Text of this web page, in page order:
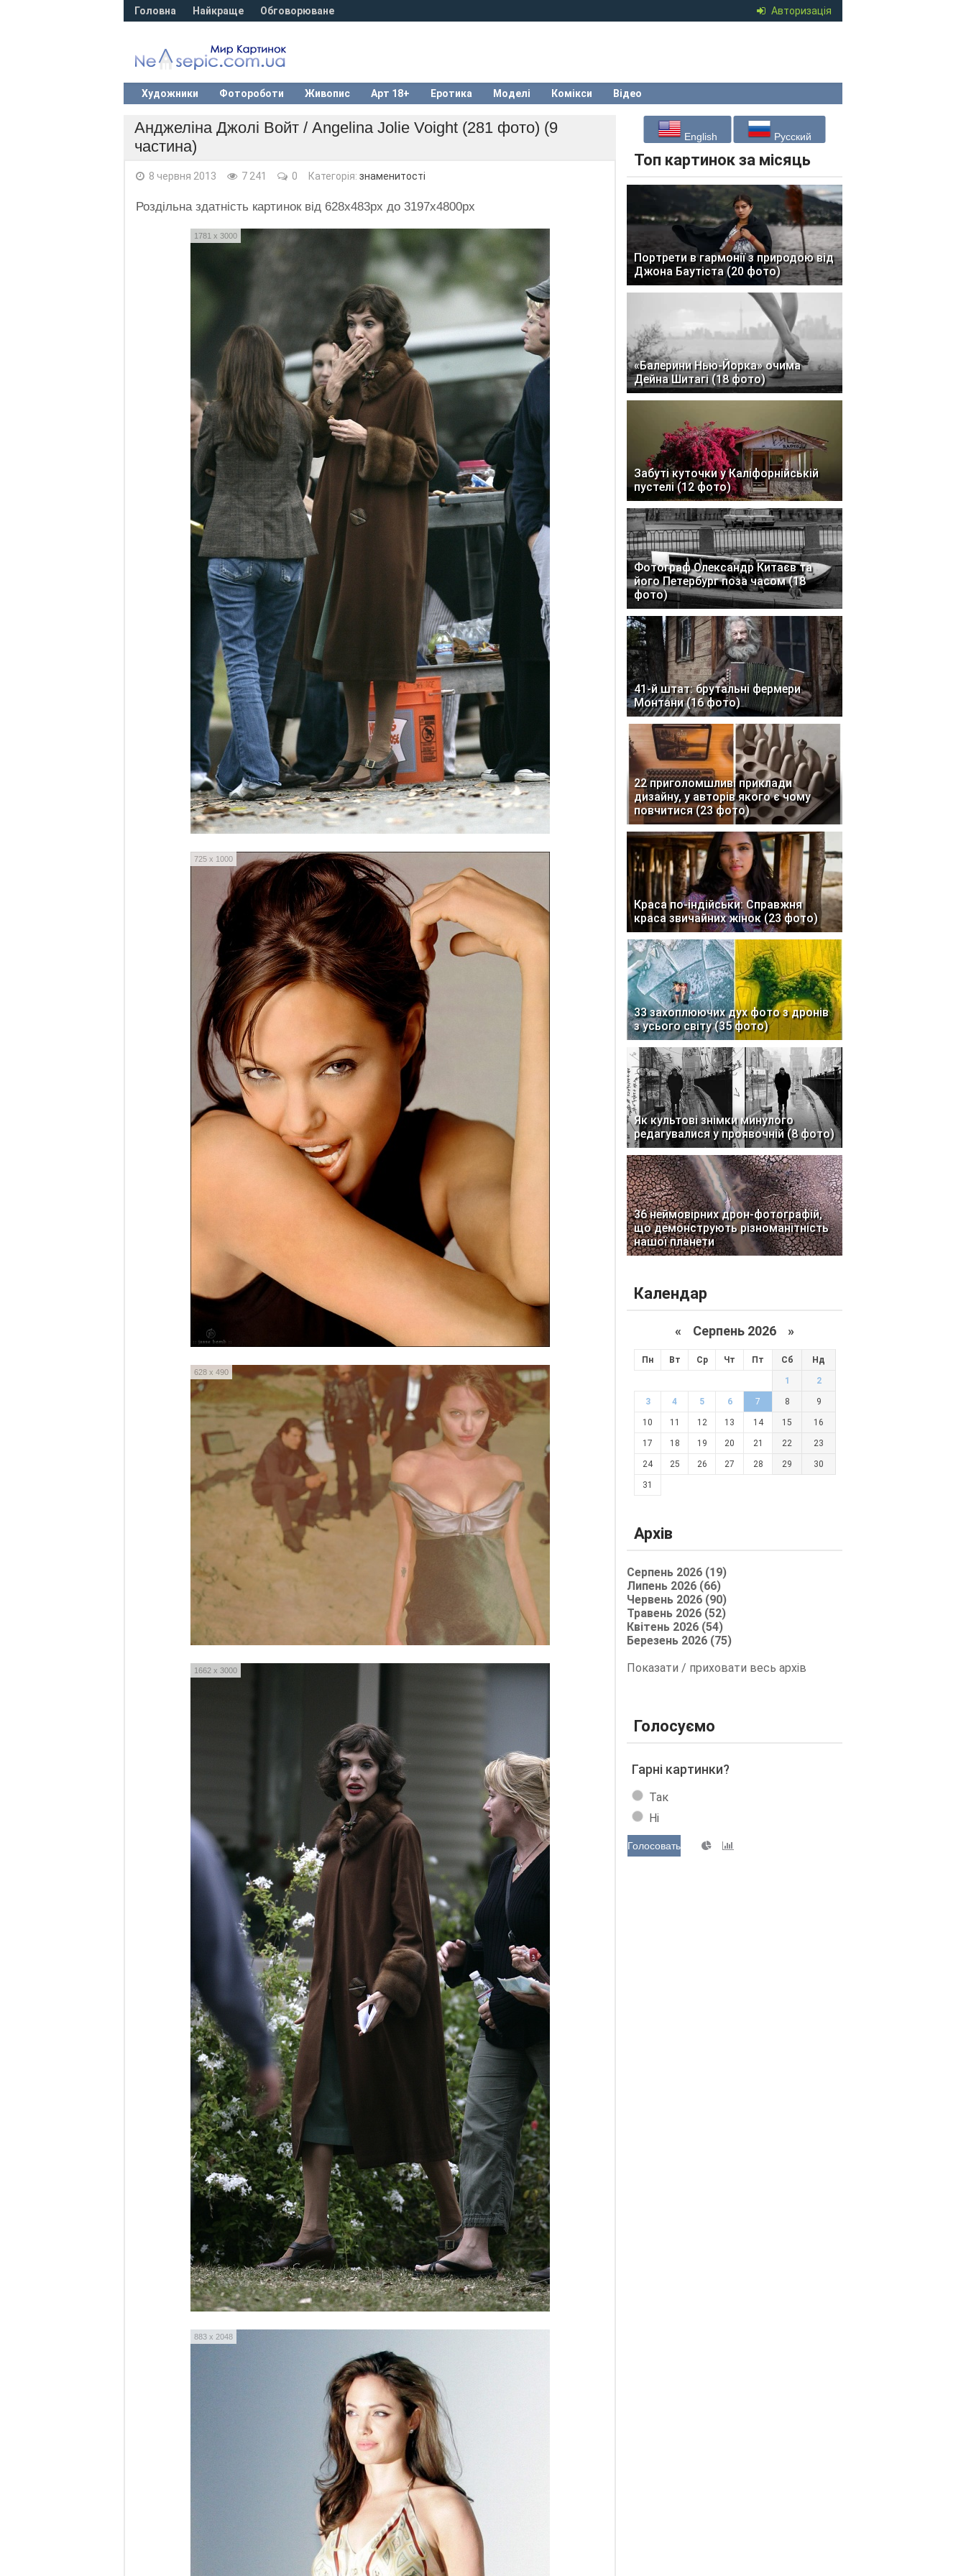
Авторизація
Головна Найкраще Обговорюване
Художники Фотороботи Живопис Арт 18+ Еротика Моделі Комікси Відео
Анджеліна Джолі Войт / Angelina Jolie Voight (281 фото) (9
частина)
8 червня 2013 7 241 0 Категорія: знаменитості
Роздільна здатність картинок від 628x483px до 3197x4800px
1781 x 3000
725 x 1000
628 x 490
1662 x 3000
883 x 2048
English Русский
Топ картинок за місяць
Портрети в гармонії з природою від
Джона Баутіста (20 фото)
«Балерини Нью-Йорка» очима
Дейна Шитагі (18 фото)
Забуті куточки у Каліфорнійській
пустелі (12 фото)
Фотограф Олександр Китаєв та
його Петербург поза часом (18
фото)
41-й штат: брутальні фермери
Монтани (16 фото)
22 приголомшливі приклади
дизайну, у авторів якого є чому
повчитися (23 фото)
Краса по-індійськи: Справжня
краса звичайних жінок (23 фото)
33 захоплюючих дух фото з дронів
з усього світу (35 фото)
Як культові знімки минулого
редагувалися у проявочній (8 фото)
36 неймовірних дрон-фотографій,
що демонструють різноманітність
нашої планети
Календар
« Серпень 2026 »
Пн Вт Ср Чт Пт Сб Нд
1 2
3 4 5 6 7 8 9
10 11 12 13 14 15 16
17 18 19 20 21 22 23
24 25 26 27 28 29 30
31
Архів
Серпень 2026 (19)
Липень 2026 (66)
Червень 2026 (90)
Травень 2026 (52)
Квітень 2026 (54)
Березень 2026 (75)
Показати / приховати весь архів
Голосуємо
Гарні картинки?
Так
Ні
Голосовать